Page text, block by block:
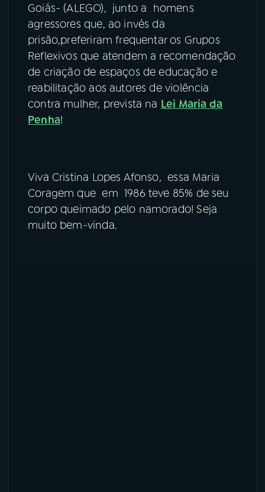
Goiás- (ALEGO), junto a homens
agressores que, ao invés da
prisão,preferiram frequentar os Grupos
Reflexivos que atendem a recomendação
de criação de espaços de educação e
reabilitação aos autores de violência
contra mulher, prevista na Lei Maria da
Penha!
Viva Cristina Lopes Afonso, essa Maria
Coragem que em 1986 teve 85% de seu
corpo queimado pelo namorado! Seja
muito bem-vinda.